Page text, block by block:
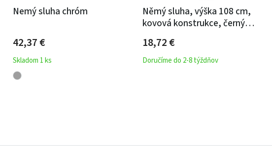
Nemý sluha chróm
42,37€
Skladom 1 ks
Němý sluha, výška 108 cm,
kovová konstrukce, černý
18,72€
Doručíme do 2-8 týždňov